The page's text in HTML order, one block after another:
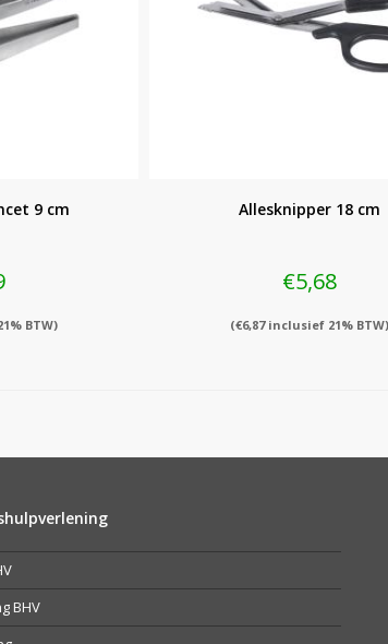
9 cm
BTW)
Allesknipper 18 cm
€5,68
(€6,87inclusief 21% BTW)
BHV